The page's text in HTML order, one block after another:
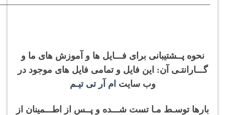
نحوه پــشتیبانی برای فـــایل ها و آموزش های ما و
گـــارانتـی آن: این فایل و تمامی فایل های موجود در
وب سایت ام آر تی تیـم
بارها توسـط مـا تست شـــده و پــس از اطـــمینان از